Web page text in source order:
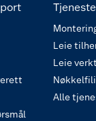
Leie
Leie
Alle